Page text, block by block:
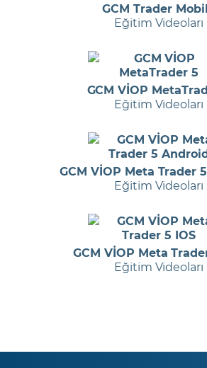
GCM Trader
Eğitim Videoları
GCM VİOP
Eğitim Videoları
GCM VİOP Meta Trader
Eğitim Videoları
GCM VİOP Meta
Eğitim Videoları